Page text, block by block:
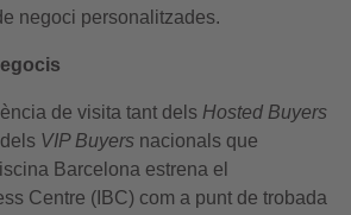
negoci personalitzades.
de visita tant dels Hosted Buyers
VIP Buyers nacionals que
Barcelona estrena el
Centre (IBC) com a punt de trobada